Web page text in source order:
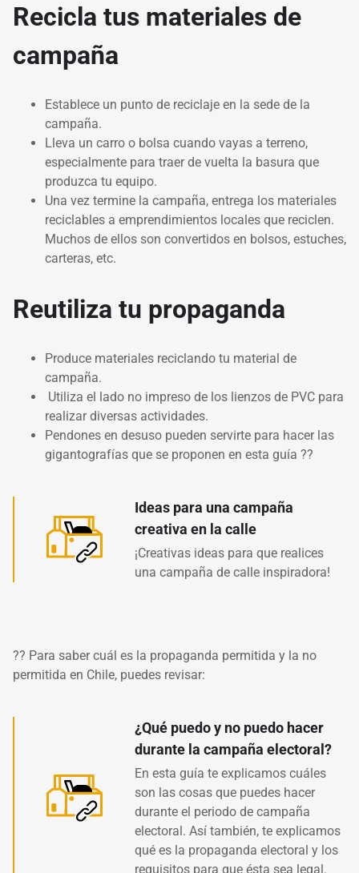
Recicla tus materiales de
campaña
Establece un punto de reciclaje en la sede de la
campaña.
Lleva un carro o bolsa cuando vayas a terreno,
especialmente para traer de vuelta la basura que
produzca tu equipo.
Una vez termine la campaña, entrega los materiales
reciclables a emprendimientos locales que reciclen.
Muchos de ellos son convertidos en bolsos, estuches,
carteras, etc.
Reutiliza tu propaganda
Produce materiales reciclando tu material de
campaña.
Utiliza el lado no impreso de los lienzos de PVC para
realizar diversas actividades.
Pendones en desuso pueden servirte para hacer las
gigantografías que se proponen en esta guía ??
Ideas para una campaña
creativa en la calle
¡Creativas ideas para que realices
una campaña de calle inspiradora!
?? Para saber cuál es la propaganda permitida y la no
permitida en Chile, puedes revisar:
¿Qué puedo y no puedo hacer
durante la campaña electoral?
En esta guía te explicamos cuáles
son las cosas que puedes hacer
durante el periodo de campaña
electoral. Así también, te explicamos
qué es la propaganda electoral y los
requisitos para que ésta sea legal.